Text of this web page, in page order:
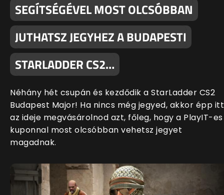
SEGÍTSÉGÉVEL MOST OLCSÓBBAN
JUTHATSZ JEGYHEZ A BUDAPESTI
STARLADDER CS2…
Néhány hét csupán és kezdődik a StarLadder CS2
Budapest Major! Ha nincs még jegyed, akkor épp itt
az ideje megvásárolnod azt, főleg, hogy a PlayIT-es
kuponnal most olcsóbban vehetsz jegyet
magadnak.